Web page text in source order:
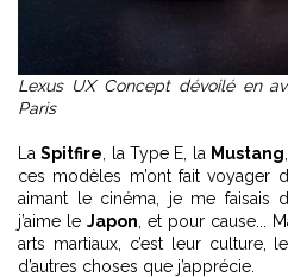
Lexus UX Concept dévoilé en
Paris
LaSpitfire , la Type E, la Mustang
ces modèles m’ont fait voyager
aimant le cinéma, je me faisais
j’aime le Japon , et pour cause...
arts martiaux, c’est leur culture,
d’autres choses que j’apprécie.